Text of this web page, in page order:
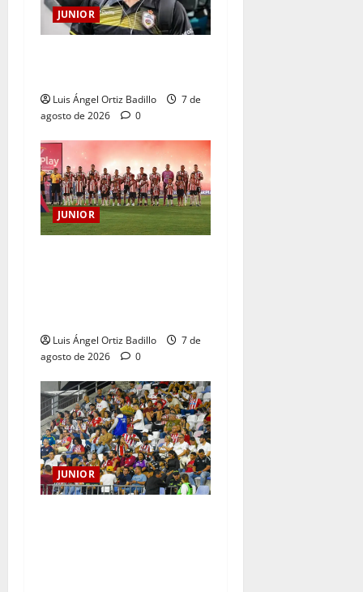
JUNIOR
Luis Ángel Ortiz Badillo
7 de
agosto de 2026
0
JUNIOR
Luis Ángel Ortiz Badillo
7 de
agosto de 2026
0
JUNIOR